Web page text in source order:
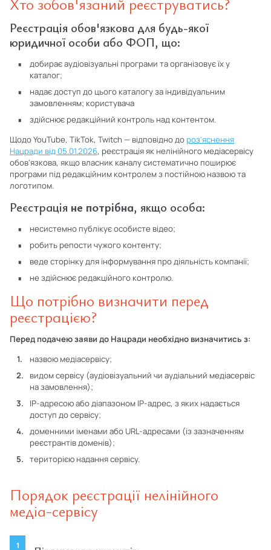
Реєстрація обов'язкова для будь-якої
юридичної особи або ФОП, що:
добирає аудіовізуальні програми та організовує їх у
каталог;
надає доступ до цього каталогу за індивідуальним
замовленням; користувача
здійснює редакційний контроль над контентом.
Щодо YouTube, TikTok, Twitch — відповідно до роз'яснення
Нацради від 05.01.2026, реєстрація як нелінійного медіасервісу
обов'язкова, якщо власник каналу систематично поширює
програми під редакційним контролем з постійною назвою та
логотипом.
Реєстрація не потрібна, якщо особа:
несистемно публікує особисте відео;
робить репости чужого контенту;
веде сторінку для інформування про діяльність компанії;
не здійснює редакційного контролю.
Що потрібно визначити перед
реєстрацією?
Перед подачею заяви до Нацради необхідно визначитись з:
назвою медіасервісу;
видом сервісу (аудіовізуальний чи аудіальний медіасервіс
на замовлення);
IP-адресою або діапазоном IP-адрес, з яких надається
доступ до сервісу;
доменними іменами або URL-адресами (із зазначенням
реєстрантів доменів);
територією надання сервісу.
Порядок реєстрації нелінійного
медіа-сервісу